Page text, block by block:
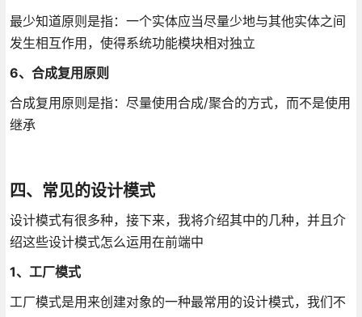
最少知道原则是指：一个实体应当尽量少地与其他实体之间
发生相互作用，使得系统功能模块相对独立
6、合成复用原则
合成复用原则是指：尽量使用合成/聚合的方式，而不是使用
继承
四、常见的设计模式
设计模式有很多种，接下来，我将介绍其中的几种，并且介
绍这些设计模式怎么运用在前端中
1、工厂模式
工厂模式是用来创建对象的一种最常用的设计模式，我们不